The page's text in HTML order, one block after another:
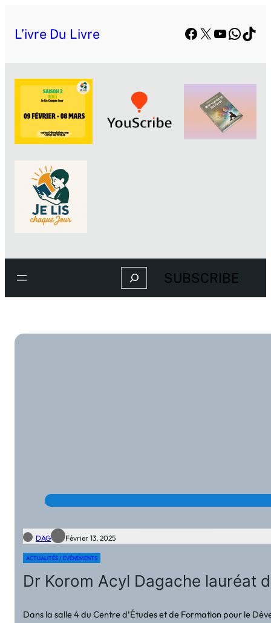
L’ivre Du Livre Facebook
X YouTube
Search SUBSCRIBE
DAG Février 13, 2025
ACTUALITÉS / EVÉNEMENTS
Dr Korom Acyl Dagache lauréat
Dans la salle 4 du Centre d’Études et de Formation pour le